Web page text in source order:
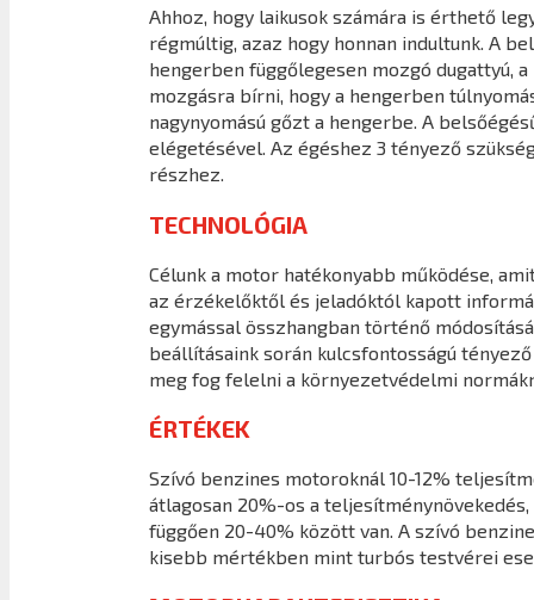
Ahhoz, hogy laikusok számára is érthető
régmúltig, azaz hogy honnan indultunk. A
hengerben függőlegesen mozgó dugattyú,
mozgásra bírni, hogy a hengerben
nagynyomású gőzt a hengerbe. A
elégetésével. Az égéshez 3 tényező
részhez.
TECHNOLÓGIA
Célunk a motor hatékonyabb működése,
az érzékelőktől és jeladóktól kapott
egymással összhangban történő
beállításaink során kulcsfontosságú
meg fog felelni a környezetvédelmi
ÉRTÉKEK
Szívó benzines motoroknál 10-12%
átlagosan 20%-os a
függően 20-40% között van. A szívó
kisebb mértékben mint turbós testvérei